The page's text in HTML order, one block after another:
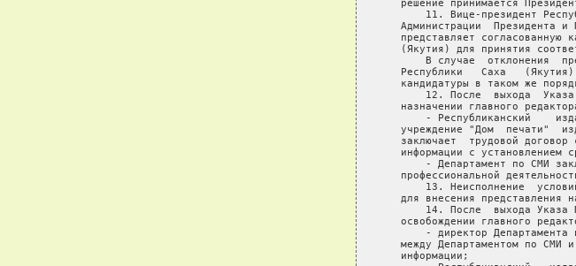
решение принимается
11. Вице-президент
Администрации  Президента и
представляет согласованную
(Якутия) для принятия
В случае  отклонения
Республики   Саха
кандидатуры в таком же
12. После  выхода
назначении главного
- Республиканский
учреждение "Дом  печати"
заключает  трудовой договор
информации с установлением
- Департамент по СМИ
профессиональной
13. Неисполнение
для внесения представления
14. После  выхода Указа
освобождении главного
- директор Департамента
между Департаментом по СМИ
   информации;